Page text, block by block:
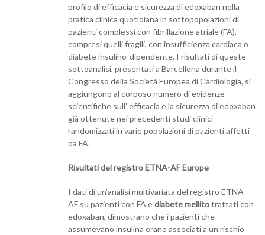
profilo di efficacia e sicurezza di edoxaban nella
pratica clinica quotidiana in sottopopolazioni di
pazienti complessi con fibrillazione atriale (FA),
compresi quelli fragili, con insufficienza cardiaca o
diabete insulino-dipendente. I risultati di queste
sottoanalisi, presentati a Barcellona durante il
Congresso della Società Europea di Cardiologia, si
aggiungono al corposo numero di evidenze
scientifiche sull’ efficacia e la sicurezza di edoxaban
già ottenute nei precedenti studi clinici
randomizzati in varie popolazioni di pazienti affetti
da FA.
Risultati del registro ETNA-AF Europe
I dati di un’analisi multivariata del registro ETNA-
AF su pazienti con FA ediabete mellitotrattati con
edoxaban, dimostrano che i pazienti che
assumevano insulina erano associati a un rischio